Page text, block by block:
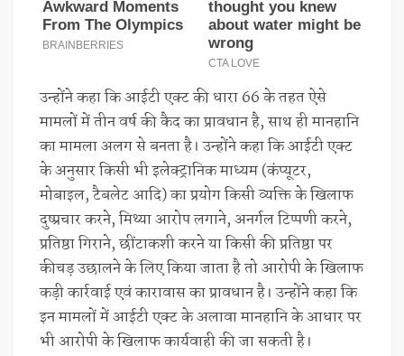
उन्होंने कहा कि आईटी एक्ट की धारा 66 के तहत ऐसे
मामलों में तीन वर्ष की कैद का प्रावधान है, साथ ही मानहानि
का मामला अलग से बनता है। उन्होंने कहा कि आईटी एक्ट
के अनुसार किसी भी इलेक्ट्रानिक माध्यम (कंप्यूटर,
मोबाइल, टैबलेट आदि) का प्रयोग किसी व्यक्ति के खिलाफ
दुष्प्रचार करने, मिथ्या आरोप लगाने, अनर्गल टिप्पणी करने,
प्रतिष्ठा गिराने, छींटाकशी करने या किसी की प्रतिष्ठा पर
कीचड़ उछालने के लिए किया जाता है तो आरोपी के खिलाफ
कड़ी कार्रवाई एवं कारावास का प्रावधान है। उन्होंने कहा कि
इन मामलों में आईटी एक्ट के अलावा मानहानि के आधार पर
भी आरोपी के खिलाफ कार्यवाही की जा सकती है।